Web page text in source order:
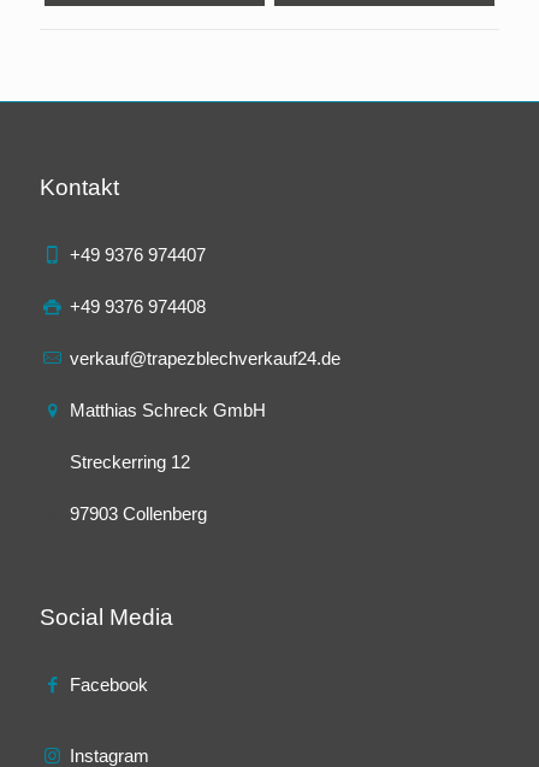
Kontakt
+49 9376 974407
+49 9376 974408
verkauf@trapezblechverkauf24.de
Matthias Schreck GmbH
Streckerring 12
97903 Collenberg
Social Media
Facebook
Instagram